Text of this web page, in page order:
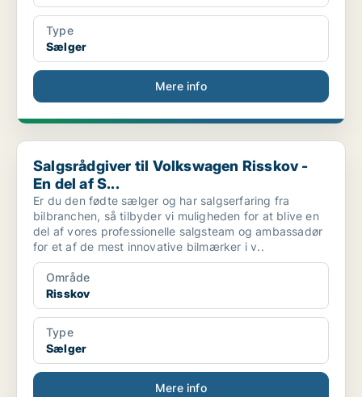
Type
Sælger
Mere info
Salgsrådgiver til Volkswagen Risskov - En del af S...
Salgsrådgiver til Volkswagen Risskov -
En del af S...
Er du den fødte sælger og har salgserfaring fra
bilbranchen, så tilbyder vi muligheden for at blive en
del af vores professionelle salgsteam og ambassadør
for et af de mest innovative bilmærker i v..
Område
Risskov
Type
Sælger
Mere info